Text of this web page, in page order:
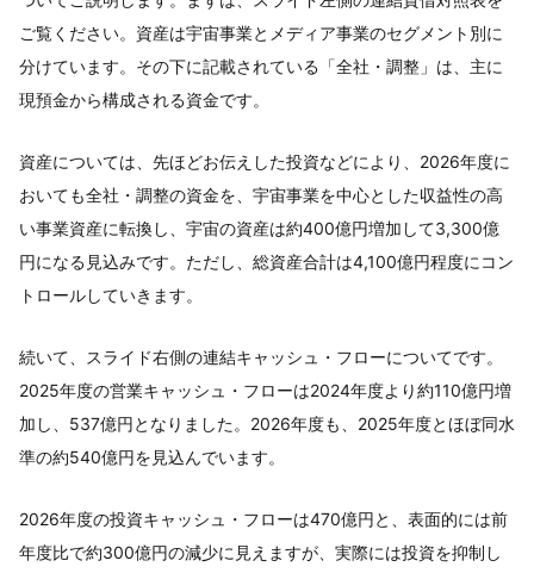
ご覧ください。資産は宇宙事業とメディア事業のセグメント別に
分けています。その下に記載されている「全社・調整」は、主に
現預金から構成される資金です。
資産については、先ほどお伝えした投資などにより、2026年度に
おいても全社・調整の資金を、宇宙事業を中心とした収益性の高
い事業資産に転換し、宇宙の資産は約400億円増加して3,300億
円になる見込みです。ただし、総資産合計は4,100億円程度にコン
トロールしていきます。
続いて、スライド右側の連結キャッシュ・フローについてです。
2025年度の営業キャッシュ・フローは2024年度より約110億円増
加し、537億円となりました。2026年度も、2025年度とほぼ同水
準の約540億円を見込んでいます。
2026年度の投資キャッシュ・フローは470億円と、表面的には前
年度比で約300億円の減少に見えますが、実際には投資を抑制し